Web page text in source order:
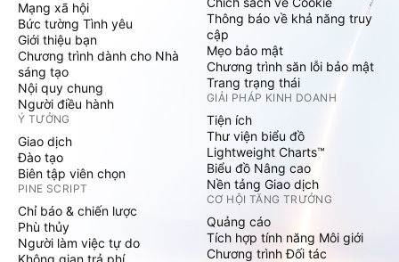
Mạng xã hội
Bức tường Tình yêu
Giới thiệu bạn
Chương trình dành cho Nhà
sáng tạo
Nội quy chung
Người điều hành
Ý TƯỞNG
Giao dịch
Đào tạo
Biên tập viên chọn
PINE SCRIPT
Chỉ báo & chiến lược
Phù thủy
Người làm việc tự do
Không gian trả phí
Thông báo về khả năng truy
cập
Mẹo bảo mật
Chương trình săn lỗi bảo mật
Trang trạng thái
GIẢI PHÁP KINH DOANH
Tiện ích
Thư viện biểu đồ
Lightweight Charts™
Biểu đồ Nâng cao
Nền tảng Giao dịch
CƠ HỘI TĂNG TRƯỞNG
Quảng cáo
Tích hợp tính năng Môi giới
Chương trình Đối tác